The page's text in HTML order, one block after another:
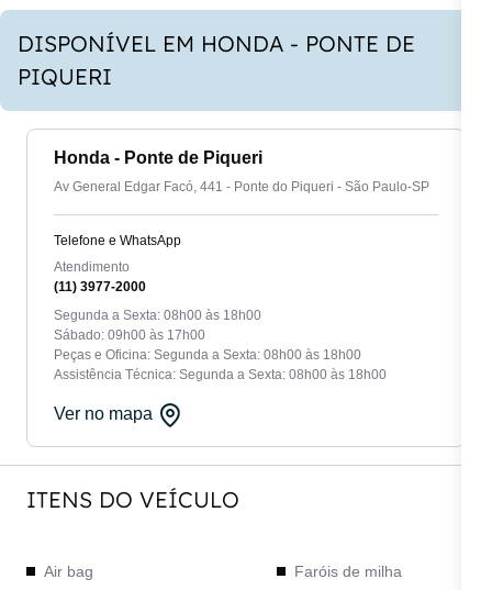
DISPONÍVEL EM HONDA - PONTE DE
PIQUERI
Honda - Ponte de Piqueri
Av General Edgar Facó, 441 - Ponte do Piqueri - São Paulo-SP
Telefone e WhatsApp
Atendimento
(11) 3977-2000
Segunda a Sexta: 08h00 às 18h00
Sábado: 09h00 às 17h00
Peças e Oficina: Segunda a Sexta: 08h00 às 18h00
Assistência Técnica: Segunda a Sexta: 08h00 às 18h00
Ver no mapa
ITENS DO VEÍCULO
Air bag Faróis de milha